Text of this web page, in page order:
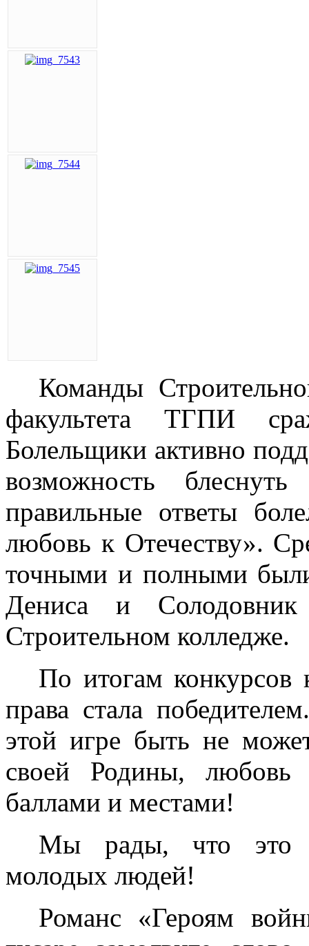
Команды
факультета ТГПИ
Болельщики активно
возможность
правильные ответы
любовь к Отечеству».
точными и полными
Дениса и
Строительном колледже.
По итогам конкурсов
права стала
этой игре быть не
своей Родины, любовь
баллами и местами!
Мы рады, что это
молодых людей!
Романс «Героям